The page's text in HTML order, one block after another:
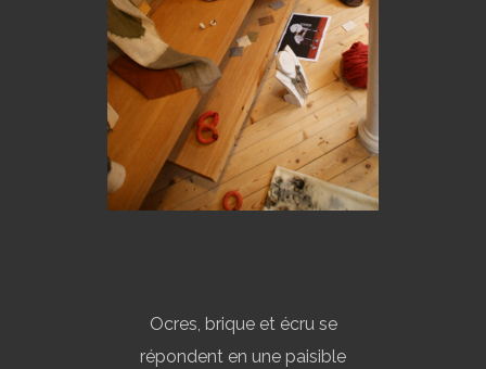
Ocres, brique et écru se
répondent en une paisible